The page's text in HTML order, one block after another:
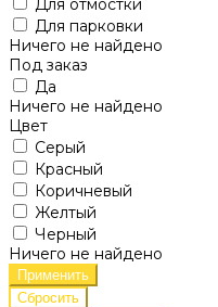
Для парковки
Ничего не найдено
Под заказ
Да
Ничего не найдено
Цвет
Серый
Красный
Коричневый
Желтый
Черный
Ничего не найдено